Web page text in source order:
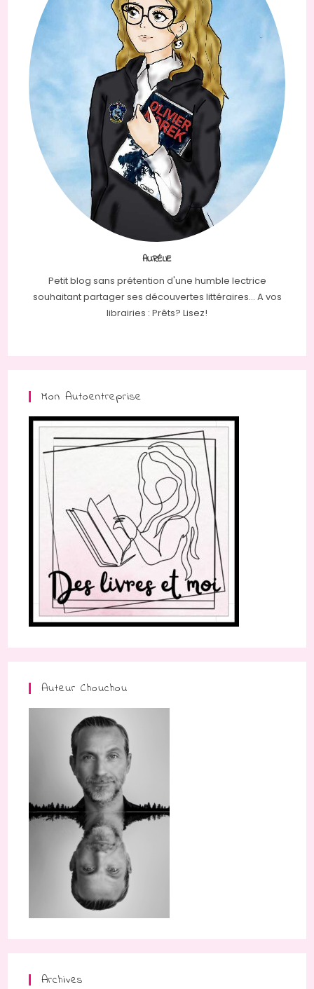
AURÉLIE
Petit blog sans prétention d'une humble lectrice
souhaitant partager ses découvertes littéraires... A vos
librairies : Prêts? Lisez!
Mon Autoentreprise
Auteur Chouchou
Archives